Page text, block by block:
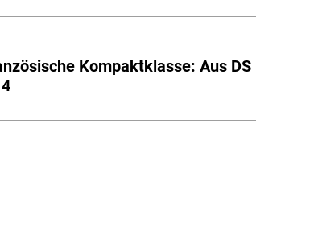
Kompaktklasse: Aus DS